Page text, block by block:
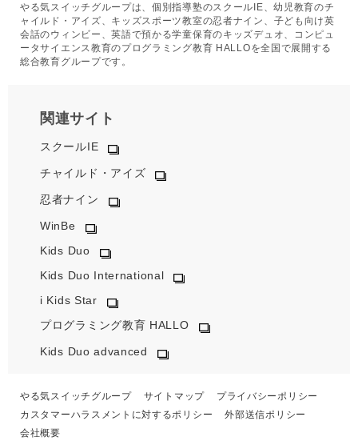
やる気スイッチグループは、個別指導塾のスクールIE、幼児教育のチ
ャイルド・アイズ、キッズスポーツ教室の忍者ナイン、子ども向け英
会話のウィンビー、英語で預かる学童保育のキッズデュオ、コンピュ
ータサイエンス教育のプログラミング教育 HALLOを全国で展開する
総合教育グループです。
関連サイト
スクールIE
チャイルド・アイズ
忍者ナイン
WinBe
Kids Duo
Kids Duo International
i Kids Star
プログラミング教育 HALLO
Kids Duo advanced
やる気スイッチグループ サイトマップ
プライバシーポリシー
カスタマーハラスメントに対するポリシー
外部送信ポリシー
会社概要